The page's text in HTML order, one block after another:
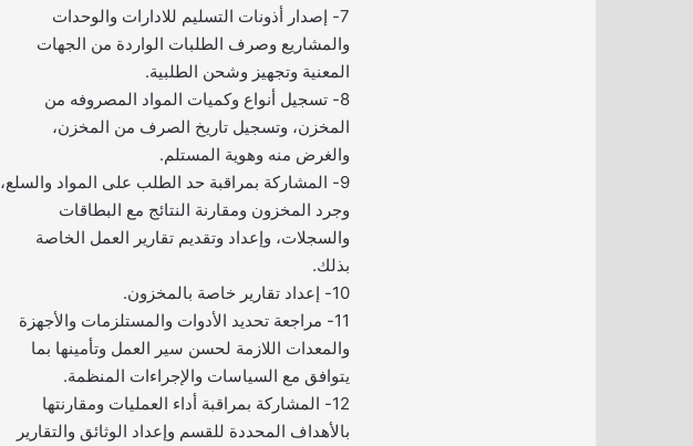
7- إصدار أذونات التسليم للادارات والوحدات
والمشاريع وصرف الطلبات الواردة من الجهات
المعنية وتجهيز وشحن الطلبية.
8- تسجيل أنواع وكميات المواد المصروفه من
المخزن، وتسجيل تاريخ الصرف من المخزن،
والغرض منه وهوية المستلم.
9- المشاركة بمراقبة حد الطلب على المواد والسلع،
وجرد المخزون ومقارنة النتائج مع البطاقات
والسجلات، وإعداد وتقديم تقارير العمل الخاصة
بذلك.
10- إعداد تقارير خاصة بالمخزون.
11- مراجعة تحديد الأدوات والمستلزمات والأجهزة
والمعدات اللازمة لحسن سير العمل وتأمينها بما
يتوافق مع السياسات والإجراءات المنظمة.
12- المشاركة بمراقبة أداء العمليات ومقارنتها
بالأهداف المحددة للقسم وإعداد الوثائق والتقارير